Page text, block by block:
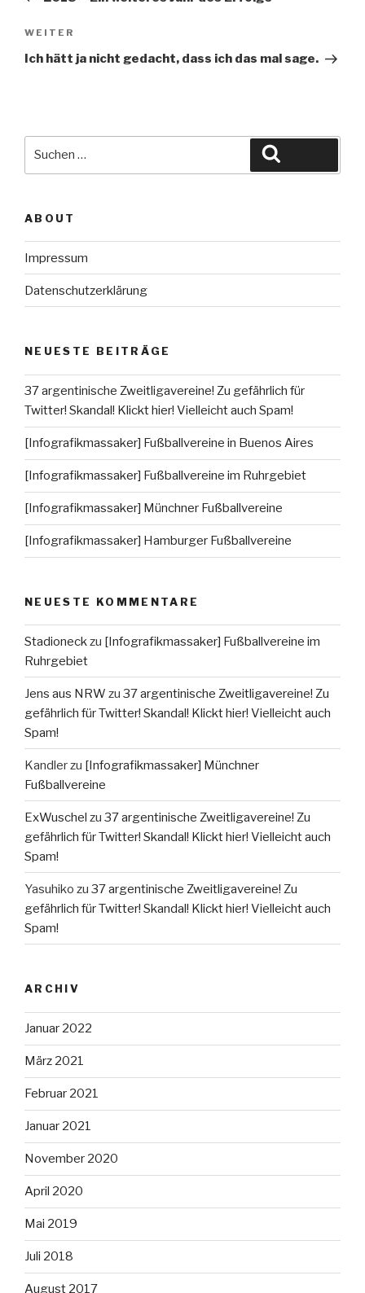
Nächster
Beitrag
WEITER
Ich hätt ja nicht gedacht, dass ich das mal sage.
ABOUT
Impressum
Datenschutzerklärung
NEUESTE BEITRÄGE
37 argentinische Zweitligavereine! Zu gefährlich für
Twitter! Skandal! Klickt hier! Vielleicht auch Spam!
[Infografikmassaker] Fußballvereine in Buenos Aires
[Infografikmassaker] Fußballvereine im Ruhrgebiet
[Infografikmassaker] Münchner Fußballvereine
[Infografikmassaker] Hamburger Fußballvereine
NEUESTE KOMMENTARE
Stadioneckzu [Infografikmassaker] Fußballvereine im
Ruhrgebiet
Jens aus NRW zu 37 argentinische Zweitligavereine! Zu
gefährlich für Twitter! Skandal! Klickt hier! Vielleicht auch
Spam!
Kandlerzu [Infografikmassaker] Münchner
Fußballvereine
ExWuschel zu 37 argentinische Zweitligavereine! Zu
gefährlich für Twitter! Skandal! Klickt hier! Vielleicht auch
Spam!
Yasuhiko zu 37 argentinische Zweitligavereine! Zu
gefährlich für Twitter! Skandal! Klickt hier! Vielleicht auch
Spam!
ARCHIV
Januar 2022
März 2021
Februar 2021
Januar 2021
November 2020
April 2020
Mai 2019
Juli 2018
August 2017